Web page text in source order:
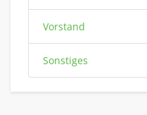
Vorstand
Sonstiges